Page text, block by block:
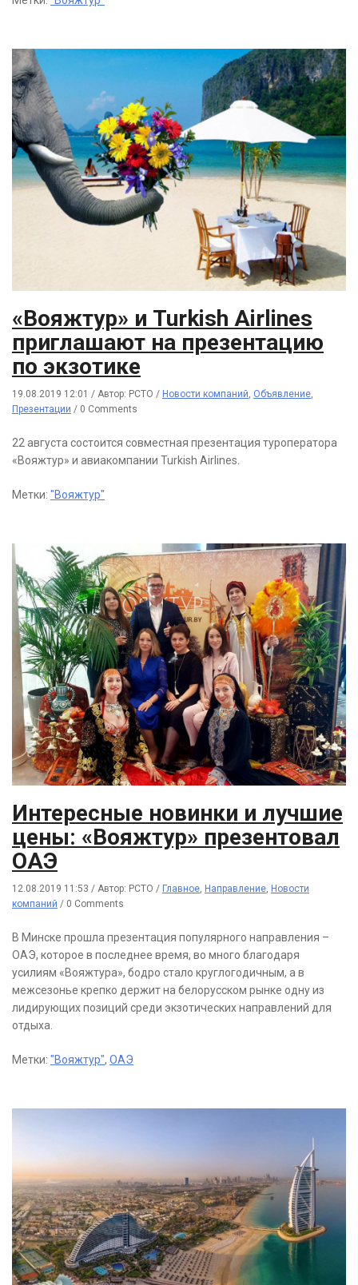
«Вояжтур» и Turkish Airlines
приглашают на презентацию
по экзотике
19.08.2019 12:01 / Автор: РСТО / Новости компаний, Объявление,
Презентации / 0 Comments
22 августа состоится совместная презентация туроператора
«Вояжтур» и авиакомпании Turkish Airlines.
Метки: "Вояжтур"
Интересные новинки и лучшие
цены: «Вояжтур» презентовал
ОАЭ
12.08.2019 11:53 / Автор: РСТО / Главное Направление Новости
компаний / 0 Comments
В Минске прошла презентация популярного направления –
ОАЭ, которое в последнее время, во много благодаря
усилиям «Вояжтура», бодро стало круглогодичным, а в
межсезонье крепко держит на белорусском рынке одну из
лидирующих позиций среди экзотических направлений для
отдыха.
Метки: "Вояжтур", ОАЭ